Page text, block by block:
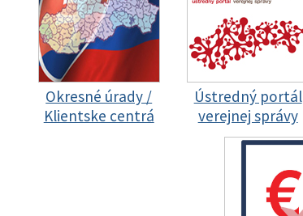
Okresné úrady /
Klientske centrá
Ústredný portál
verejnej správy